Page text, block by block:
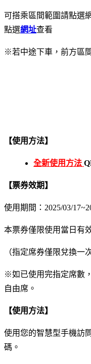
可搭乘區間範圍請點選
點選網址查看
※若中途下車，前方區
【使用方法】
全新使用方法
【票券效期】
使用期間：2025/03/
本票券僅限使用當日有
（指定席券僅限兌換一次
※如已使用完指定席數
自由席。
【使用方法】
使用您的智慧型手機訪
碼。